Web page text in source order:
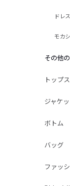
ドレ
モカ
その他
トップス
ジャケ
ボトム
バッグ
ファッ